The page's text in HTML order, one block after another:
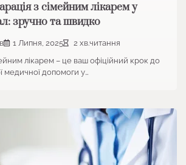
з сімейним лікарем у
зручно та швидко
1 Липня, 2025
2 хв.читання
лікарем – це ваш офіційний крок до
медичної допомоги у…